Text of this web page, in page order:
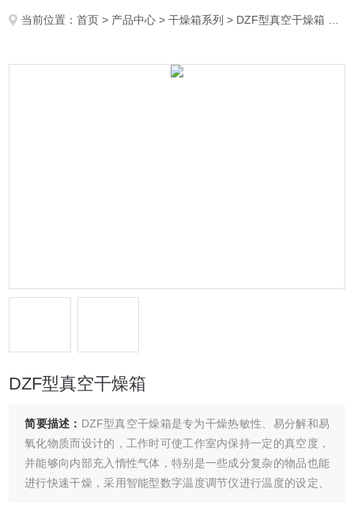
当前位置：首页 > 产品中心 >干燥箱系列 > DZF型真空干燥箱
DZF型真空干燥箱
简要描述： DZF型真空干燥箱是专为干燥热敏性、易分解和易
氧化物质而设计的，工作时可使工作室内保持一定的真空度，
并能够向内部充入惰性气体，特别是一些成分复杂的物品也能
进行快速干燥，采用智能型数字温度调节仪进行温度的设定、